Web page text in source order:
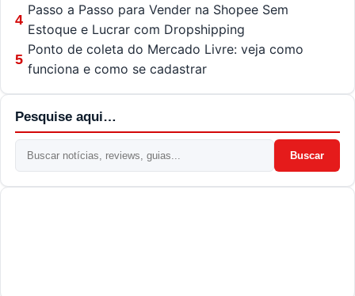
4
Passo a Passo para Vender na Shopee Sem
Estoque e Lucrar com Dropshipping
5
Ponto de coleta do Mercado Livre: veja como
funciona e como se cadastrar
Pesquise aqui…
Buscar